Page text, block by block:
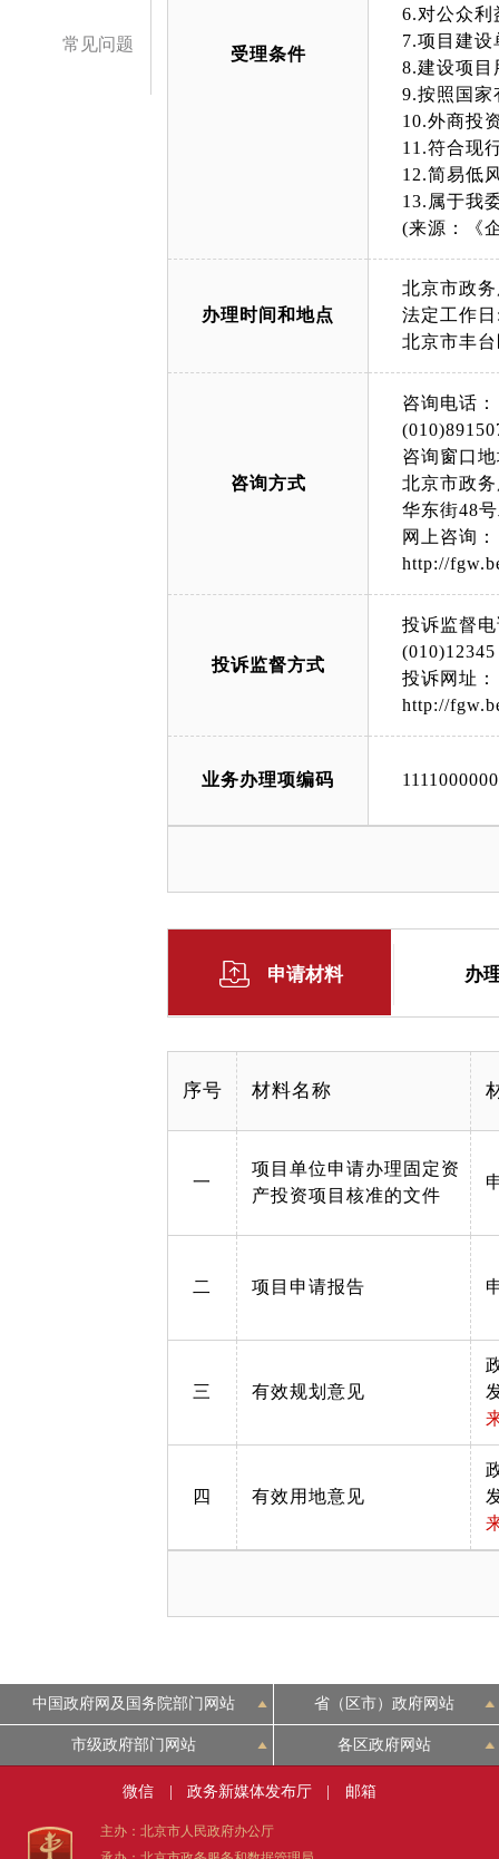
常见问题
受理条件
6.对公众利
7.项目建
8.建设项目
9.按照国家
10.外商投
11.符合现
12.简易低
13.属于我
(来源：《
办理时间和地点
北京市政
法定工作
北京市丰
咨询方式
咨询电话：
咨询窗口
北京市政
华东街48
网上咨询：
http://
投诉监督方式
投诉监督
(010)12345
投诉网址：
http://
业务办理项编码
申请材料 办
序号 材料名称
一
项目单位申请办理固定资
产投资项目核准的文件
二 项目申请报告
三 有效规划意见
四 有效用地意见
中国政府网及国务院部门网站 省（区市）政府网站
市级政府部门网站 各区政府网站
微信 政务新媒体发布厅 邮箱
主办：北京市人民政府办公厅